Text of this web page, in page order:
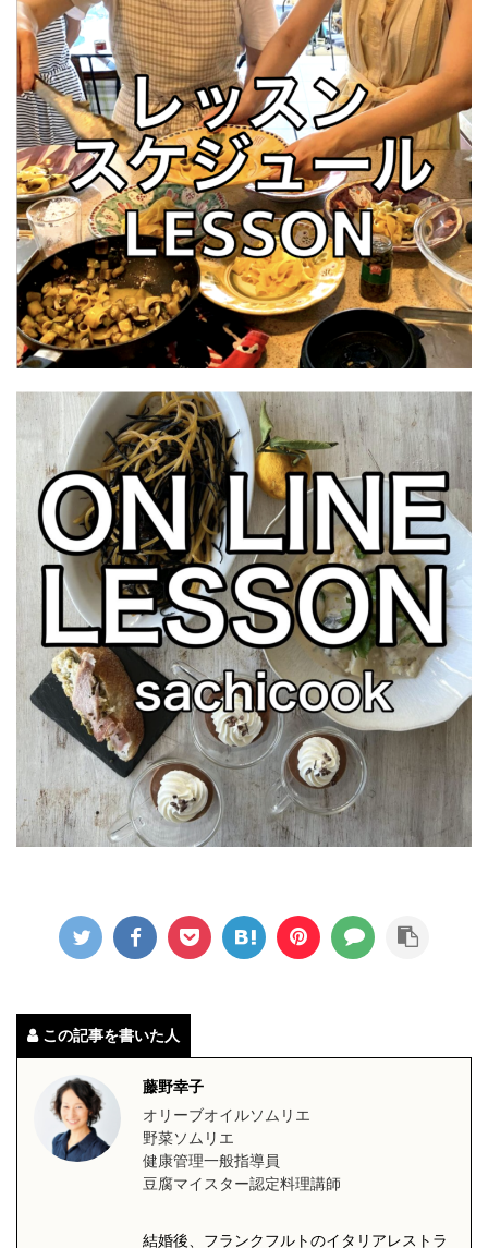
この記事を書いた人
藤野幸子
オリーブオイルソムリエ
野菜ソムリエ
健康管理一般指導員
豆腐マイスター認定料理講師
結婚後、フランクフルトのイタリアレストラ